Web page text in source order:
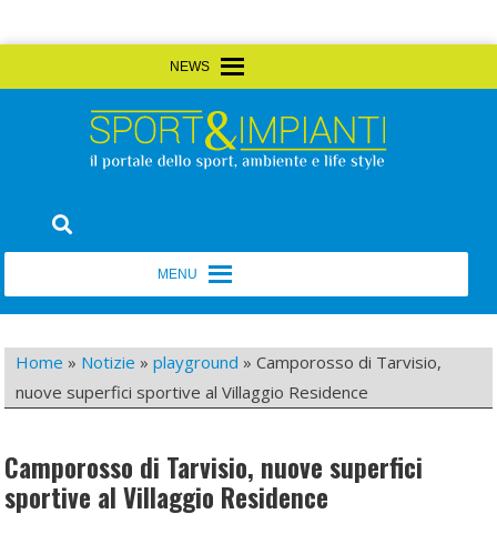
to
Sport&Impianti
Home » Notizie »playground »Camporosso di Tarvisio,
nuove superfici sportive al Villaggio Residence
Camporosso di Tarvisio, nuove superfici
sportive al Villaggio Residence